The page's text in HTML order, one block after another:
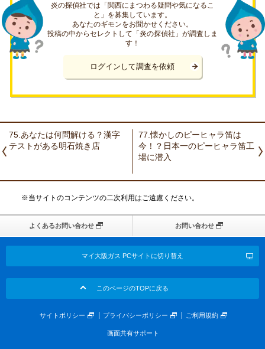
炎の探偵社では「関西にまつわる疑問や気になるこ
と」を募集しています。
あなたのギモンをお聞かせください。
投稿の中からセレクトして「炎の探偵社」が調査しま
す！
ログインして調査を依頼
75.あなたは何問解ける？漢字
テストがある明石焼き店
77.懐かしのピーヒャラ笛は
今！？日本一のピーヒャラ笛工
場に潜入
※当サイトのコンテンツの二次利用はご遠慮ください。
よくあるお問い合わせ お問い合わせ
マイ大阪ガス PCサイトに切り替え
このページのTOPに戻る
サイトポリシー プライバシーポリシー ご利用規約
画面共有サポート